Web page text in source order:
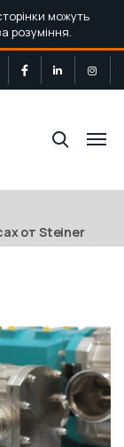
можуть
розуміння.
от Steiner